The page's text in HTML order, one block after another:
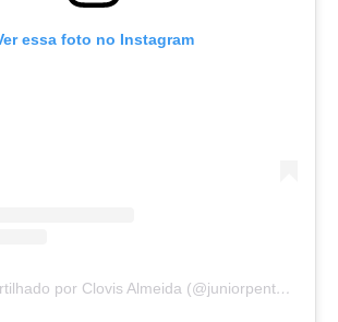
essa foto no Instagram
Um post compartilhado por Clovis Almeida (@juniorpentecoste01)